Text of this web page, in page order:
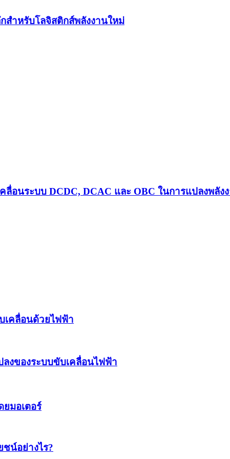
สำหรับโลจิสติกส์พลังงานใหม่
อนระบบ DCDC, DCAC และ OBC ในการแปลงพลัง
เคลื่อนด้วยไฟฟ้า
งของระบบขับเคลื่อนไฟฟ้า
ยมอเตอร์
น์อย่างไร?